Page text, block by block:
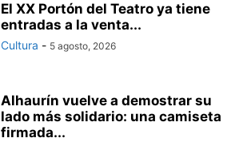
El XX Portón del Teatro ya tiene
entradas a la venta...
Cultura - 5 agosto, 2026
Alhaurín vuelve a demostrar su
lado más solidario: una camiseta
firmada...